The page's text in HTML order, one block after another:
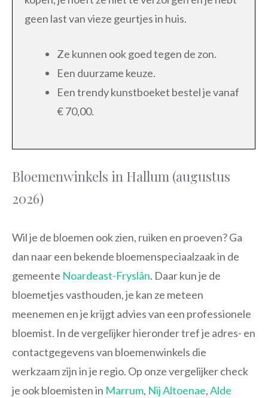
geen last van vieze geurtjes in huis.
Ze kunnen ook goed tegen de zon.
Een duurzame keuze.
Een trendy kunstboeket bestel je vanaf
€ 70,00.
Bloemenwinkels in Hallum (augustus
2026)
Wil je de bloemen ook zien, ruiken en proeven? Ga
dan naar een bekende bloemenspeciaalzaak in de
gemeente Noardeast-Fryslân. Daar kun je de
bloemetjes vasthouden, je kan ze meteen
meenemen en je krijgt advies van een professionele
bloemist. In de vergelijker hieronder tref je adres- en
contactgegevens van bloemenwinkels die
werkzaam zijn in je regio. Op onze vergelijker check
je ook bloemisten in Marrum, Nij Altoenae,Alde